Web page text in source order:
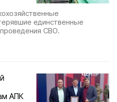
единственные
СВО.
АПК